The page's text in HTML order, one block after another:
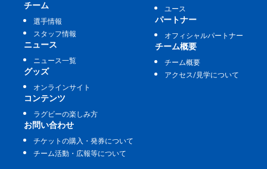
チーム
選手情報
スタッフ情報
ニュース
ニュース一覧
グッズ
オンラインサイト
ユース
パートナー
オフィシャルパートナー
チーム概要
チーム概要
アクセス/見学について
コンテンツ
ラグビーの楽しみ方
お問い合わせ
チケットの購入・発券について
チーム活動・広報等について